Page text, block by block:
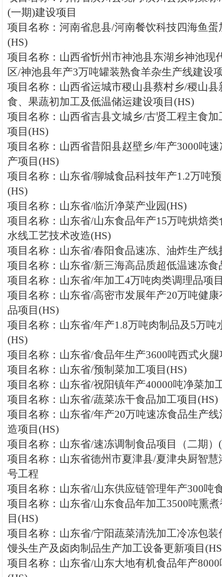
(一期)建设项目
项目名称：河南省息县/河南餐饮科技四海鱼
(HS)
项目名称：山西省忻州市神池县东湖乡神池现
区/神池县年产3万吨罐装熟食羊杂生产线建设
项目名称：山西省运城市稷山县蔡村乡/稷山县
食、果蔬初加工及低温储运建设项目(HS)
项目名称：山西省吉县文城乡/古贤工程主食
项目(HS)
项目名称：山西省昔阳县赵壁乡/年产3000吨
产项目(HS)
项目名称：山东省/聊城食品科技年产1.2万吨
(HS)
项目名称：山东省/临沂净菜产业园(HS)
项目名称：山东省/山东食品年产15万吨烘焙
水线工艺技术改造(HS)
项目名称：山东省/春阳食品速冻、油炸生产线
项目名称：山东省/新三海高品质超低温速冻食
项目名称：山东省/年加工4万吨肉类调理品项
项目名称：山东省/高密市发展年产20万吨健
品项目(HS)
项目名称：山东省/年产1.8万吨肉制品及5万吨
(HS)
项目名称：山东省/食品年生产3600吨西式火腿
项目名称：山东省/预制菜加工项目(HS)
项目名称：山东省/祝阳镇年产40000吨净菜加
项目名称：山东省/蔬菜冻干食品加工项目(HS)
项目名称：山东省/年产20万吨速冻食品生产
造项目(HS)
项目名称：山东省/速冻调制食品项目（二期）
项目名称：山东省德州市夏津县/夏津央厨智
号工程
项目名称：山东省/山东供应链管理年产300吨
项目名称：山东省/山东食品年加工3500吨熏
目(HS)
项目名称：山东省/宁阳蔬菜清洗加工冷冻包
馒头生产及卤肉制品生产加工设备更新项目
项目名称：山东省/山东大地有机食品年产